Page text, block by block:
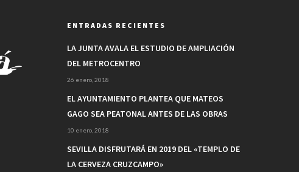
ENTRADAS RECIENTES
LA JUNTA AVALA EL ESTUDIO DE AMPLIACIÓN
DEL METROCENTRO
26 enero, 2018
EL AYUNTAMIENTO PLANTEA QUE MATEOS
GAGO SEA PEATONAL ANTES DE LAS OBRAS
10 enero, 2018
SEVILLA DISFRUTARÁ EN 2019 DEL «TEMPLO DE
LA CERVEZA CRUZCAMPO»